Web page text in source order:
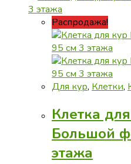
Распродажа!
Для кур, Клетки,
Клетка
Большой
этажа